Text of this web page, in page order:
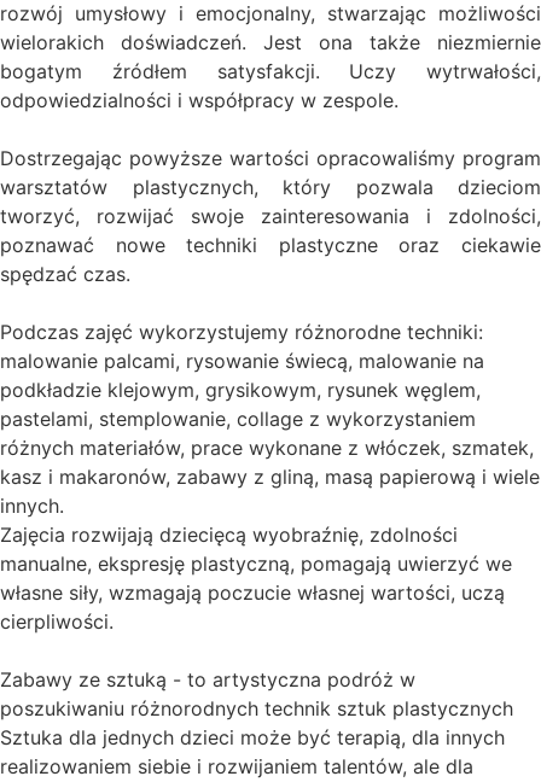
rozwój umysłowy i emocjonalny, stwarzając możliwości
wielorakich doświadczeń. Jest ona także niezmiernie
bogatym źródłem satysfakcji. Uczy wytrwałości,
odpowiedzialności i współpracy w zespole.
Dostrzegając powyższe wartości opracowaliśmy program
warsztatów plastycznych, który pozwala dzieciom
tworzyć, rozwijać swoje zainteresowania i zdolności,
poznawać nowe techniki plastyczne oraz ciekawie
spędzać czas.
Podczas zajęć wykorzystujemy różnorodne techniki:
malowanie palcami, rysowanie świecą, malowanie na
podkładzie klejowym, grysikowym, rysunek węglem,
pastelami, stemplowanie, collage z wykorzystaniem
różnych materiałów, prace wykonane z włóczek, szmatek,
kasz i makaronów, zabawy z gliną, masą papierową i wiele
innych.
Zajęcia rozwijają dziecięcą wyobraźnię, zdolności
manualne, ekspresję plastyczną, pomagają uwierzyć we
własne siły, wzmagają poczucie własnej wartości, uczą
cierpliwości.
Zabawy ze sztuką - to artystyczna podróż w
poszukiwaniu różnorodnych technik sztuk plastycznych
Sztuka dla jednych dzieci może być terapią, dla innych
realizowaniem siebie i rozwijaniem talentów, ale dla